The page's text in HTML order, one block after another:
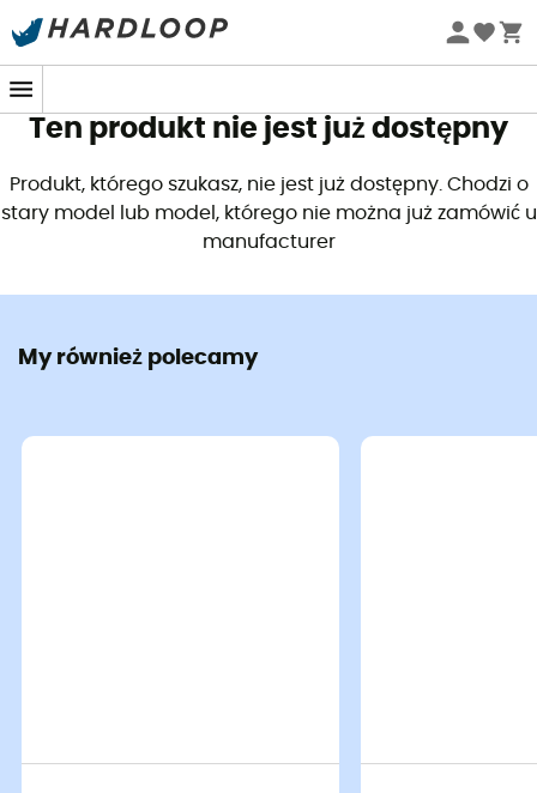
Letnie promocje 🔥 -5% DODATKOWO przy zakupie 2
Ten produkt nie jest już dostępny
Produkt, którego szukasz, nie jest już dostępny. Chodzi o
stary model lub model, którego nie można już zamówić u
manufacturer
My również polecamy